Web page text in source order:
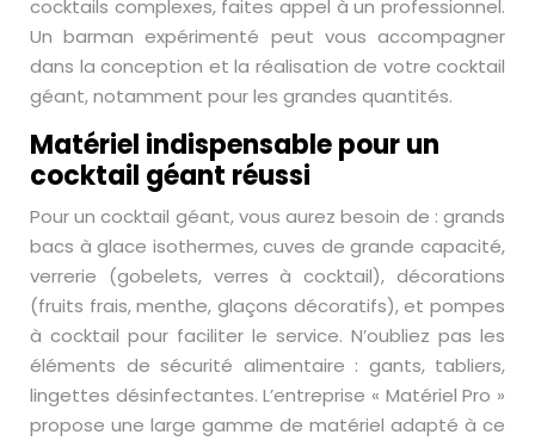
cocktails complexes, faites appel à un professionnel.
Un barman expérimenté peut vous accompagner
dans la conception et la réalisation de votre cocktail
géant, notamment pour les grandes quantités.
Matériel indispensable pour un
cocktail géant réussi
Pour un cocktail géant, vous aurez besoin de : grands
bacs à glace isothermes, cuves de grande capacité,
verrerie (gobelets, verres à cocktail), décorations
(fruits frais, menthe, glaçons décoratifs), et pompes
à cocktail pour faciliter le service. N’oubliez pas les
éléments de sécurité alimentaire : gants, tabliers,
lingettes désinfectantes. L’entreprise « Matériel Pro »
propose une large gamme de matériel adapté à ce